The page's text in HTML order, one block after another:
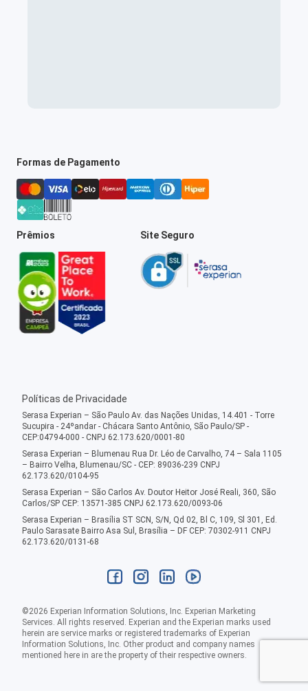
Formas de Pagamento
Prêmios Site Seguro
Políticas de Privacidade
Serasa Experian – São Paulo Av. das Nações Unidas, 14.401 - Torre
Sucupira - 24ºandar - Chácara Santo Antônio, São Paulo/SP -
CEP:04794-000 - CNPJ 62.173.620/0001-80
Serasa Experian – Blumenau Rua Dr. Léo de Carvalho, 74 – Sala 1105
– Bairro Velha, Blumenau/SC - CEP: 89036-239 CNPJ
62.173.620/0104-95
Serasa Experian – São Carlos Av. Doutor Heitor José Reali, 360, São
Carlos/SP CEP: 13571-385 CNPJ 62.173.620/0093-06
Serasa Experian – Brasília ST SCN, S/N, Qd 02, Bl C, 109, Sl 301, Ed.
Paulo Sarasate Bairro Asa Sul, Brasília – DF CEP: 70302-911 CNPJ
62.173.620/0131-68
©2026 Experian Information Solutions, Inc. Experian Marketing
Services. All rights reserved. Experian and the Experian marks used
herein are service marks or registered trademarks of Experian
Information Solutions, Inc. Other product and company names
mentioned here in are the property of their respective owners.